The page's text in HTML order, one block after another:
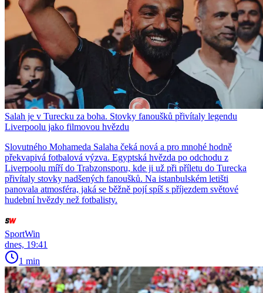
Salah je v Turecku za boha. Stovky fanoušků přivítaly legendu
Liverpoolu jako filmovou hvězdu
Slovutného Mohameda Salaha čeká nová a pro mnohé hodně
překvapivá fotbalová výzva. Egyptská hvězda po odchodu z
Liverpoolu míří do Trabzonsporu, kde ji už při příletu do Turecka
přivítaly stovky nadšených fanoušků. Na istanbulském letišti
panovala atmosféra, jaká se běžně pojí spíš s příjezdem světové
hudební hvězdy než fotbalisty.
SportWin
dnes, 19:41
1 min